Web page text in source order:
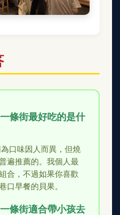
條街最好吃的是什
口味因人而異，但燒
遍推薦的。我個人最
合，不過如果你喜歡
口早餐的貝果。
條街適合帶小孩去